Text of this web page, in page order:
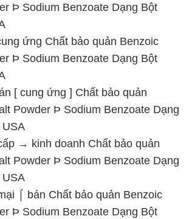
Þ Sodium Benzoate Dạng Bột
ứng Chất bảo quản Benzoic
Þ Sodium Benzoate Dạng Bột
[ cung ứng ] Chất bảo quản
Powder Þ Sodium Benzoate Dạng
USA
→ kinh doanh Chất bảo quản
Powder Þ Sodium Benzoate Dạng
USA
⌠ bán Chất bảo quản Benzoic
Þ Sodium Benzoate Dạng Bột